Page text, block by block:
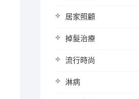
居家照顧
掉髮治療
流行時尚
淋病